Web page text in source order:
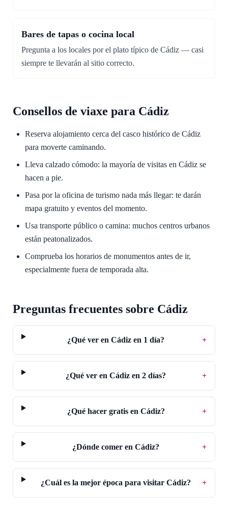
Bares de tapas o cocina local
Pregunta a los locales por el plato típico de Cádiz — casi
siempre te llevarán al sitio correcto.
Consellos de viaxe para Cádiz
Reserva alojamiento cerca del casco histórico de Cádiz
para moverte caminando.
Lleva calzado cómodo: la mayoría de visitas en Cádiz se
hacen a pie.
Pasa por la oficina de turismo nada más llegar: te darán
mapa gratuito y eventos del momento.
Usa transporte público o camina: muchos centros urbanos
están peatonalizados.
Comprueba los horarios de monumentos antes de ir,
especialmente fuera de temporada alta.
Preguntas frecuentes sobre Cádiz
¿Qué ver en Cádiz en 1 día? +
¿Qué ver en Cádiz en 2 días? +
¿Qué hacer gratis en Cádiz? +
¿Dónde comer en Cádiz? +
¿Cuál es la mejor época para visitar Cádiz? +